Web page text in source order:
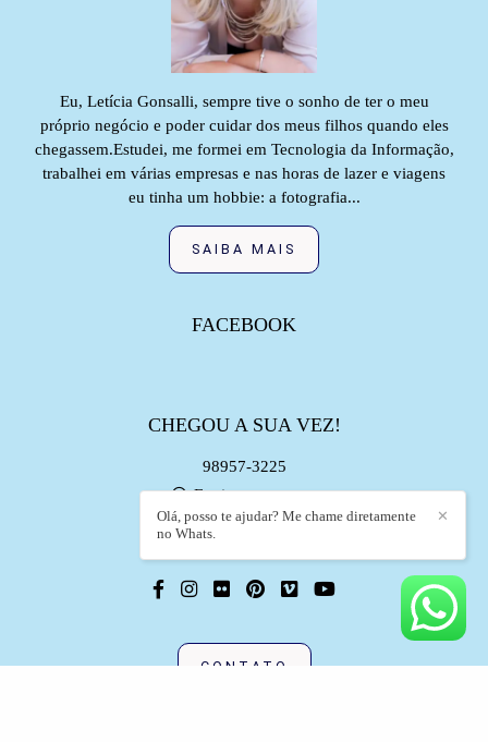
Eu, Letícia Gonsalli, sempre tive o sonho de ter o meu
próprio negócio e poder cuidar dos meus filhos quando eles
chegassem.Estudei, me formei em Tecnologia da Informação,
trabalhei em várias empresas e nas horas de lazer e viagens
eu tinha um hobbie: a fotografia...
SAIBA MAIS
FACEBOOK
CHEGOU A SUA VEZ!
98957-3225
Enviar mensagem
contato@banhodearte.com.br
CONTATO
✕
Olá, posso te ajudar? Me chame diretamente
no Whats.